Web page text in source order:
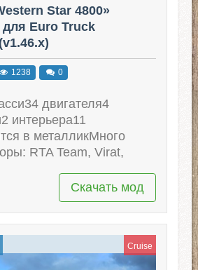
Star 4800»
для Euro Truck
1238 0
двигателя4
интерьера11
в металликМного
RTA Team, Virat,
Скачать мод
Cruise